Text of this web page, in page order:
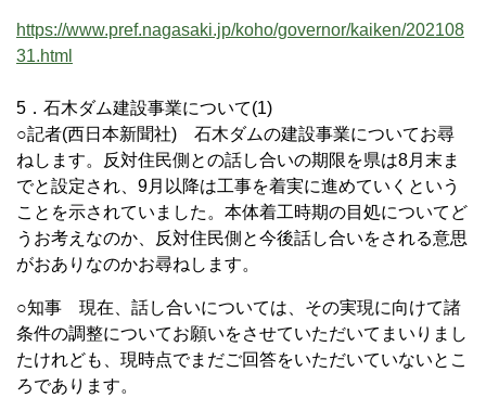
https://www.pref.nagasaki.jp/koho/governor/kaiken/202108
31.html
5．石木ダム建設事業について(1)
○記者(西日本新聞社) 石木ダムの建設事業についてお尋
ねします。反対住民側との話し合いの期限を県は8月末ま
でと設定され、9月以降は工事を着実に進めていくという
ことを示されていました。本体着工時期の目処についてど
うお考えなのか、反対住民側と今後話し合いをされる意思
がおありなのかお尋ねします。
○知事 現在、話し合いについては、その実現に向けて諸
条件の調整についてお願いをさせていただいてまいりまし
たけれども、現時点でまだご回答をいただいていないとこ
ろであります。